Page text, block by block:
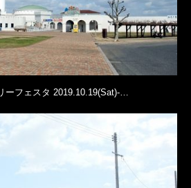
ーフェスタ 2019.10.19(Sat)-…
ッジさんのイベントページ
ッジ
ッジ 地図